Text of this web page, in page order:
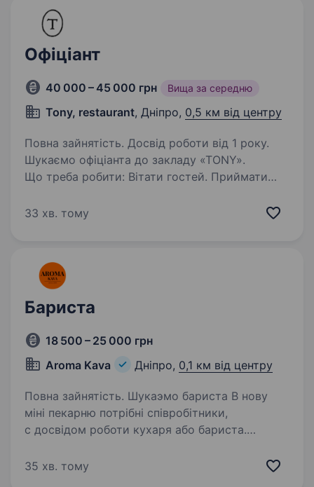
ця атмосфера…
Офіціант
40 000 – 45 000 грн Вища за середню
Tony, restaurant, Дніпро, 0,5 км від центру
Повна зайнятість. Досвід роботи від 1 року.
Шукаємо офіціанта до закладу «TONY».
Що треба робити: Вітати гостей. Приймати
Забезпечувати якісний сервіс, слідкувати
33 хв. тому
Бариста
18 500 – 25 000 грн
Aroma Kava
Дніпро, 0,1 км від центру
Повна зайнятість. Шукаэмо бариста В нову
міні пекарню потрібні співробітники,
с досвідом роботи кухаря або бариста.
та бонуси виплата кожного дня всі 100
35 хв. тому